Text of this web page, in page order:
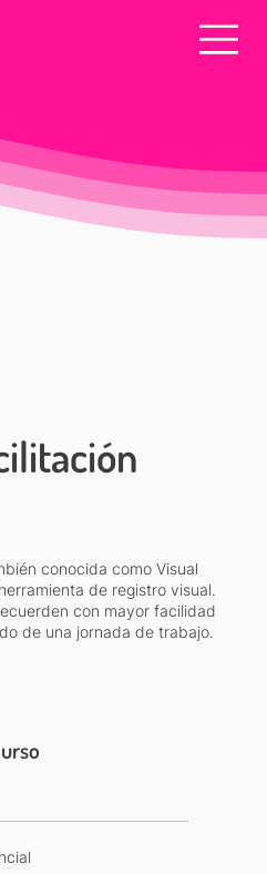
conocida como Visual
de registro visual.
con mayor facilidad
de una jornada de trabajo.